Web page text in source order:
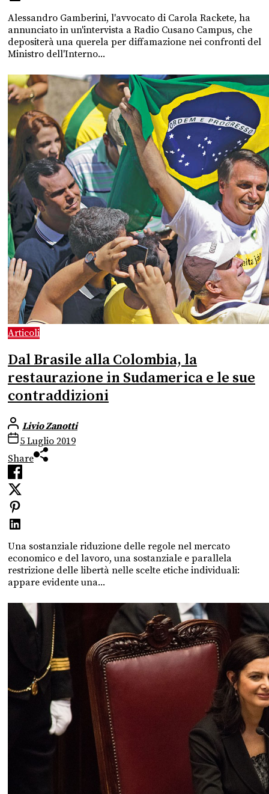
Alessandro Gamberini, l'avvocato di Carola Rackete, ha
annunciato in un'intervista a Radio Cusano Campus, che
depositerà una querela per diffamazione nei confronti del
Ministro dell'Interno...
Articoli
Dal Brasile alla Colombia, la
restaurazione in Sudamerica e le sue
contraddizioni
Livio Zanotti
5 Luglio 2019
Share
Una sostanziale riduzione delle regole nel mercato
economico e del lavoro, una sostanziale e parallela
restrizione delle libertà nelle scelte etiche individuali:
appare evidente una...